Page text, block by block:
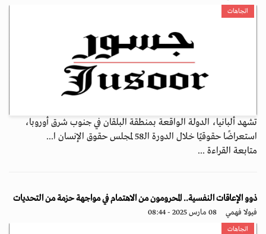
اتجاهات
تشهد ألبانيا، الدولة الواقعة بمنطقة البلقان في جنوب شرق أوروبا،
استعراضًا حقوقيًا خلال الدورة الـ58 لمجلس حقوق الإنسان ا...
متابعة القراءة ...
ذوو الإعاقات النفسية.. المحرومون من الاهتمام في مواجهة حزمة من التحديات
فيولا فهمي 08 مارس 2025 - 08:44
اتجاهات